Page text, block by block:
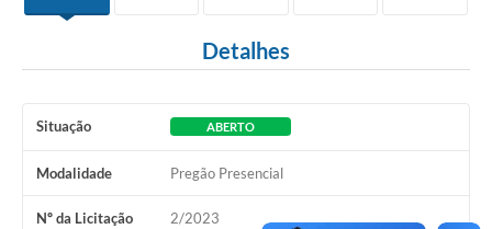
Parcerias da Lei 13.019/2014
Turismo
Conselho Municipal de Educação
Detalhes
Situação ABERTO
Modalidade Pregão Presencial
Nº da Licitação 2/2023